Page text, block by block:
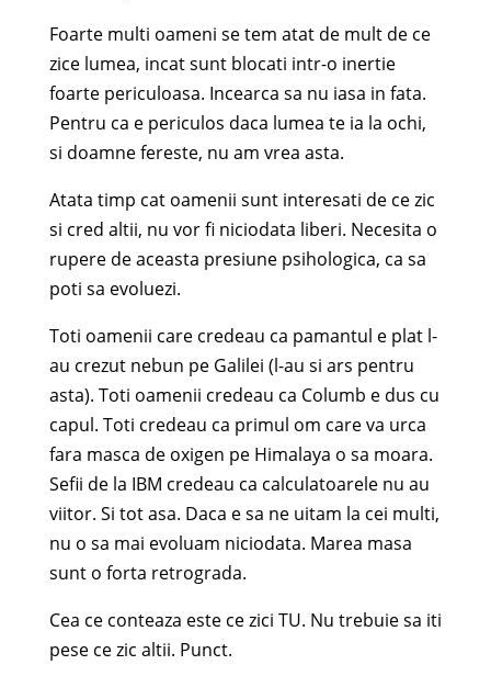
Foarte multi oameni se tem atat de mult de ce
zice lumea, incat sunt blocati intr-o inertie
foarte periculoasa. Incearca sa nu iasa in fata.
Pentru ca e periculos daca lumea te ia la ochi,
si doamne fereste, nu am vrea asta.
Atata timp cat oamenii sunt interesati de ce zic
si cred altii, nu vor fi niciodata liberi. Necesita o
rupere de aceasta presiune psihologica, ca sa
poti sa evoluezi.
Toti oamenii care credeau ca pamantul e plat l-
au crezut nebun pe Galilei (l-au si ars pentru
asta). Toti oamenii credeau ca Columb e dus cu
capul. Toti credeau ca primul om care va urca
fara masca de oxigen pe Himalaya o sa moara.
Sefii de la IBM credeau ca calculatoarele nu au
viitor. Si tot asa. Daca e sa ne uitam la cei multi,
nu o sa mai evoluam niciodata. Marea masa
sunt o forta retrograda.
Cea ce conteaza este ce zici TU. Nu trebuie sa iti
pese ce zic altii. Punct.